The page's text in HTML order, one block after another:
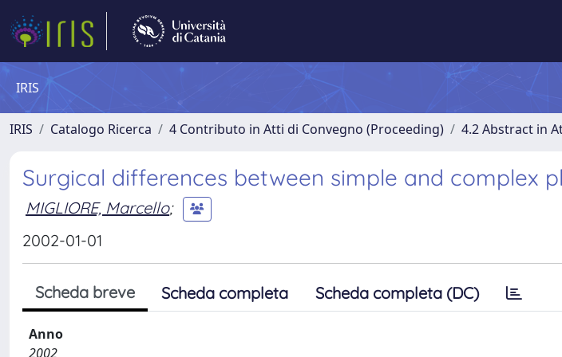
IRIS
IRIS Catalogo Ricerca 4 Contributo in Atti di Convegno (Proceeding) 4.2 Abstract in
Surgical differences between simple and complex
MIGLIORE, Marcello;
2002-01-01
Scheda breve Scheda completa Scheda completa (DC)
Anno
2002